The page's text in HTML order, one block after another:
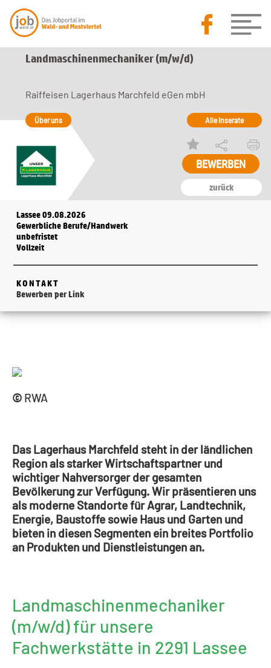
Landmaschinenmechaniker (m/w/d)
zurück
Raiffeisen Lagerhaus Marchfeld eGen mbH
Über uns Alle Inserate
Lassee 09.08.2026
Gewerbliche Berufe/Handwerk
unbefristet
Vollzeit
KONTAKT
Bewerben per Link
© RWA
Das Lagerhaus Marchfeld steht in der ländlichen
Region als starker Wirtschaftspartner und
wichtiger Nahversorger der gesamten
Bevölkerung zur Verfügung. Wir präsentieren uns
als moderne Standorte für Agrar, Landtechnik,
Energie, Baustoffe sowie Haus und Garten und
bieten in diesen Segmenten ein breites Portfolio
an Produkten und Dienstleistungen an.
Landmaschinenmechaniker
(m/w/d) für unsere
Fachwerkstätte in 2291 Lassee